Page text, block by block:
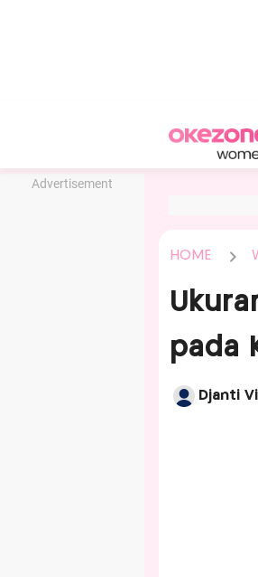
Advertisement
HOME
pada
Djanti